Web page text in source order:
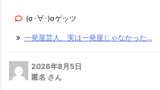
(σ･∀･)σゲッツ
一発屋芸人、実は一発屋じゃなかった...
2026年8月5日
匿名 さん